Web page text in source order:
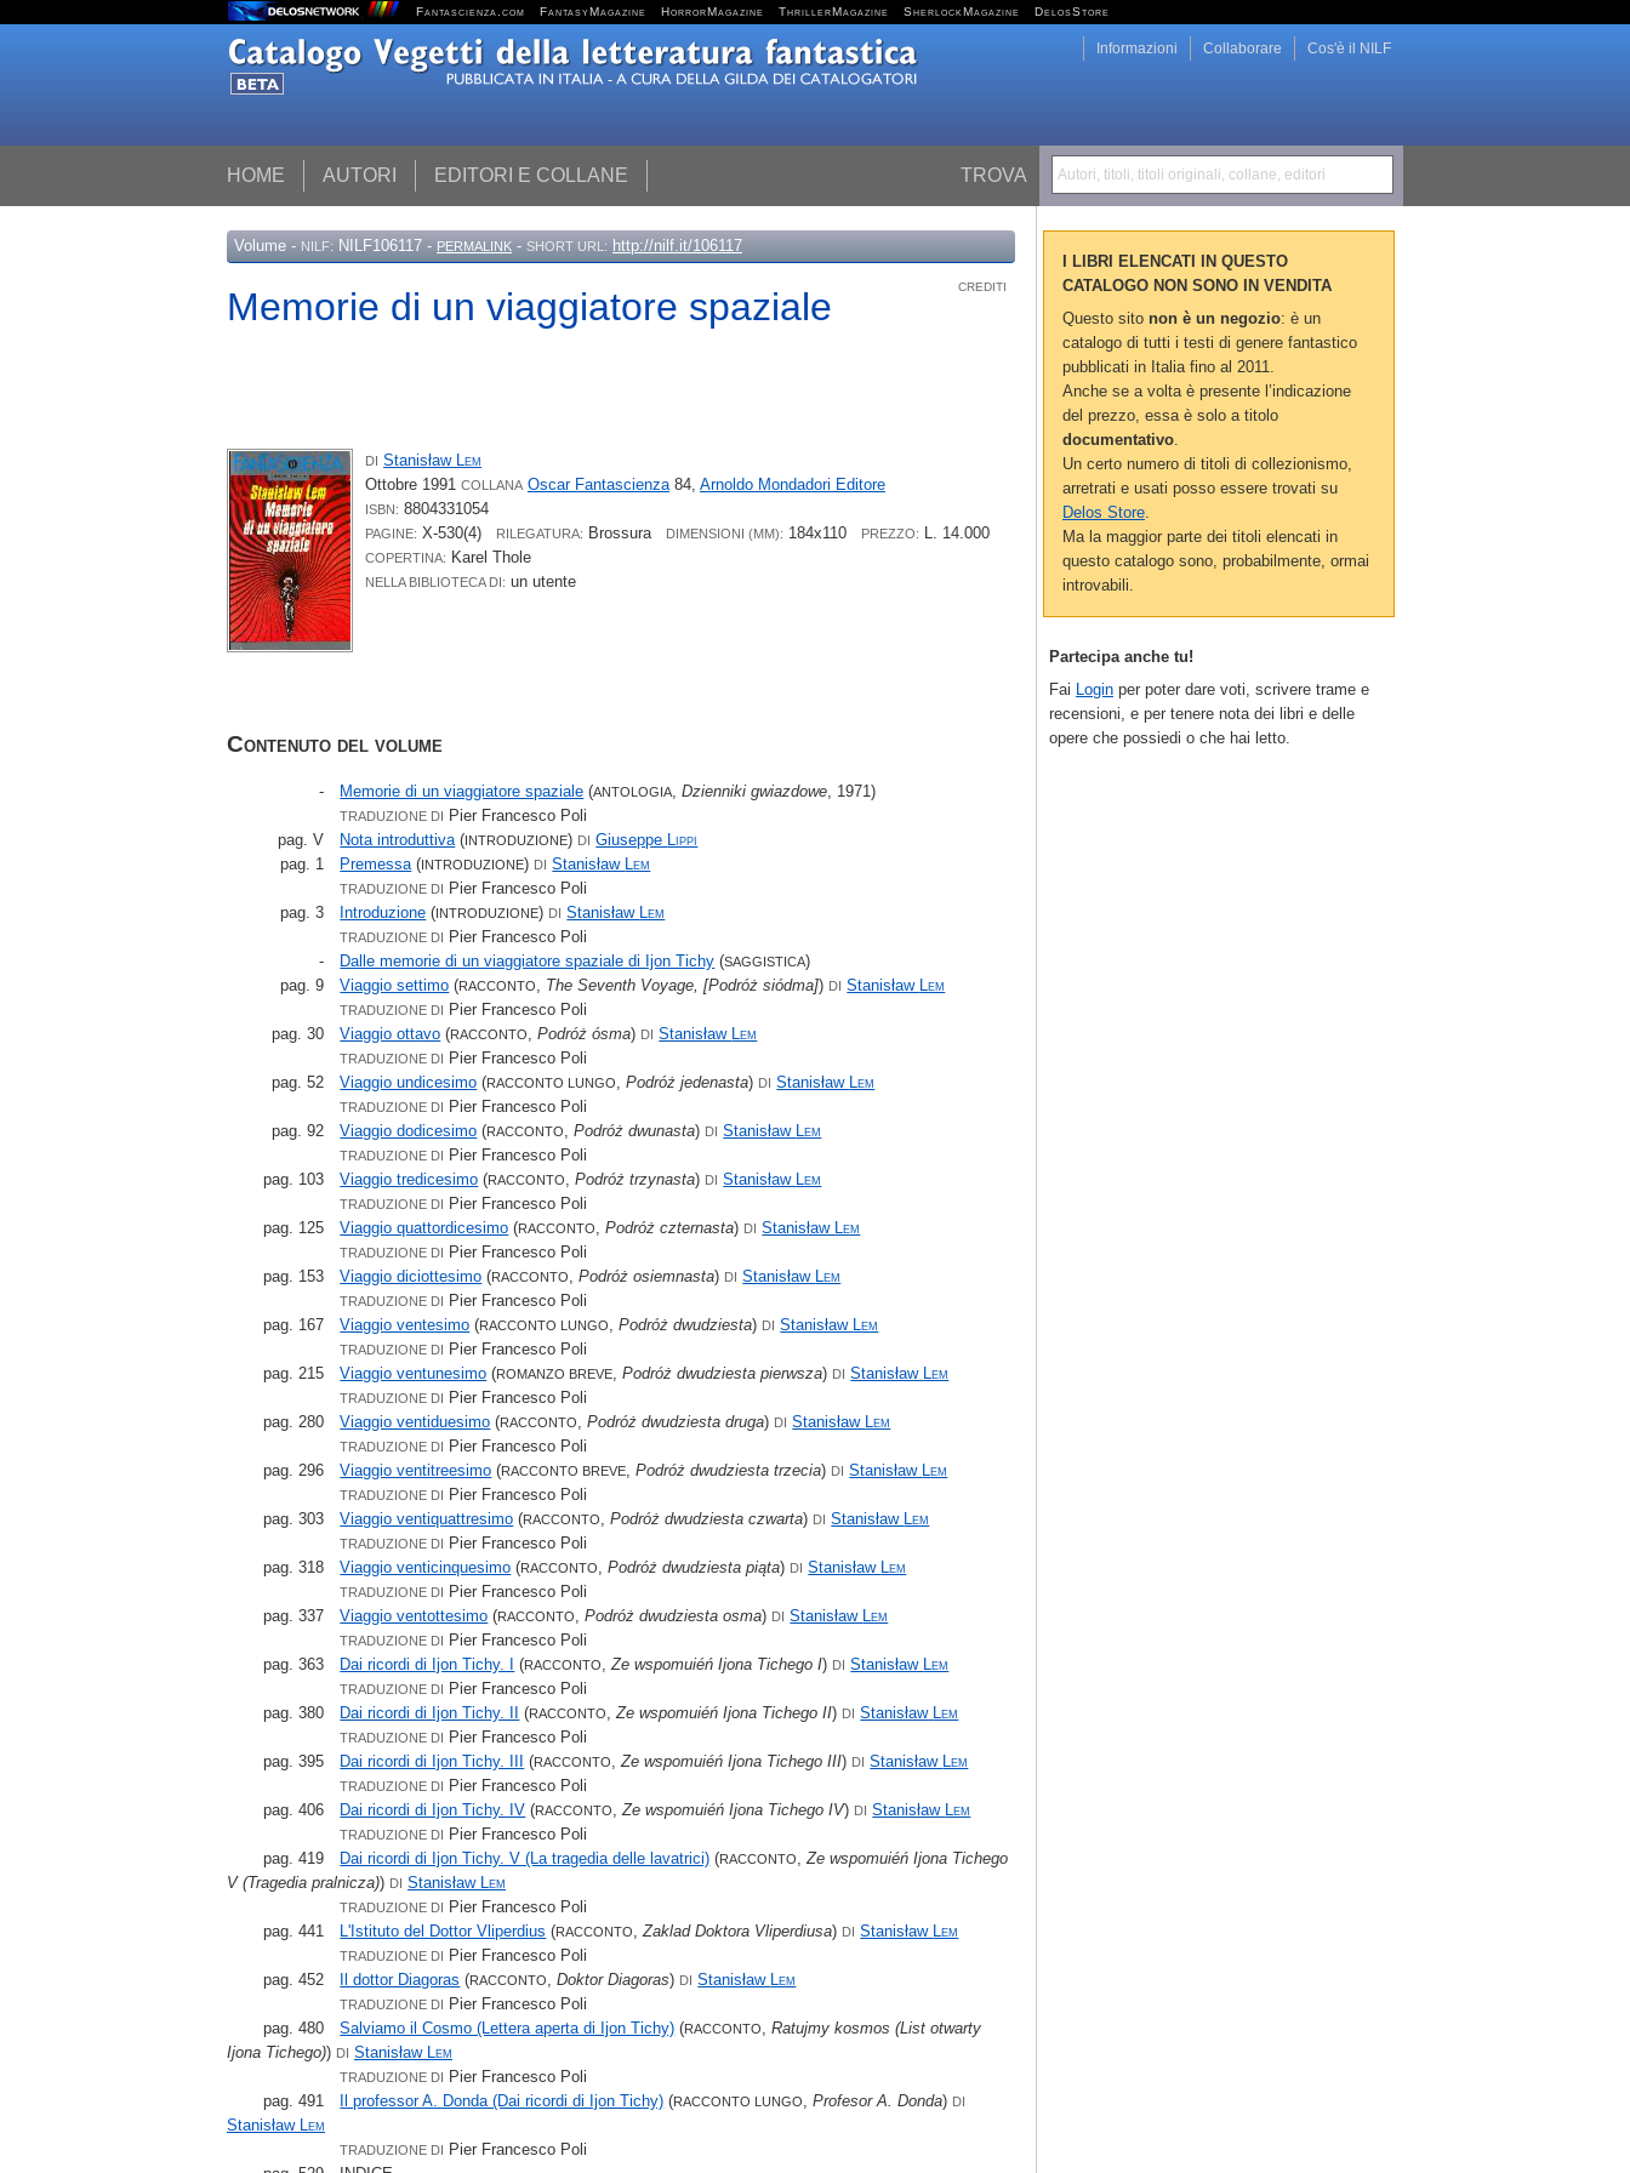
Fantascienza.com FantasyMagazine HorrorMagazine ThrillerMagazine SherlockMagazine DelosStore
TROVA Autori, titoli, titoli originali, collane, editori
HOME AUTORI EDITORI E COLLANE
Cos'è il NILF
Collaborare
Informazioni
Volume - NILF: NILF106117 - PERMALINK - SHORT URL: http://nilf.it/106117
Memorie di un viaggiatore spaziale CREDITI
DI Stanisław Lem
Ottobre 1991 COLLANA Oscar Fantascienza84, Arnoldo Mondadori Editore
ISBN: 8804331054
PAGINE: X-530(4) RILEGATURA: Brossura DIMENSIONI (MM): 184x110 PREZZO: L. 14.000
COPERTINA: Karel Thole
NELLA BIBLIOTECA DI: un utente
Contenuto del volume
- Memorie di un viaggiatore spaziale (ANTOLOGIA ,Dzienniki gwiazdowe , 1971)
TRADUZIONE DI Pier Francesco Poli
pag. V
Nota introduttiva (INTRODUZIONE) DI Giuseppe
Lippi
pag. 1
Premessa (INTRODUZIONE) DI Stanisław Lem
TRADUZIONE DI Pier Francesco Poli
pag. 3
Introduzione (INTRODUZIONE) DI Stanisław Lem
TRADUZIONE DI Pier Francesco Poli
-
Dalle memorie di un viaggiatore spaziale di Ijon Tichy (SAGGISTICA)
pag. 9
Viaggio settimo (RACCONTO The Seventh Voyage, [Podróż siódma]) DI Stanisław Lem
TRADUZIONE DI Pier Francesco Poli
pag. 30
Viaggio ottavo (RACCONTO ,Podróż ósma) DI Stanisław Lem
TRADUZIONE DI Pier Francesco Poli
pag. 52
Viaggio undicesimo (RACCONTO LUNGO ,Podróż jedenasta) DI Stanisław Lem
TRADUZIONE DI Pier Francesco Poli
pag. 92
Viaggio dodicesimo (RACCONTO ,Podróż dwunasta) DI Stanisław Lem
TRADUZIONE DI Pier Francesco Poli
pag. 103
Viaggio tredicesimo (RACCONTO ,Podróż trzynasta) DI Stanisław Lem
TRADUZIONE DI Pier Francesco Poli
pag. 125
Viaggio quattordicesimo (RACCONTO ,Podróż czternasta) DI Stanisław Lem
TRADUZIONE DI Pier Francesco Poli
pag. 153
Viaggio diciottesimo (RACCONTO ,Podróż osiemnasta) DI Stanisław Lem
TRADUZIONE DI Pier Francesco Poli
pag. 167
Viaggio ventesimo (RACCONTO LUNGO ,Podróż dwudziesta) DI Stanisław Lem
TRADUZIONE DI Pier Francesco Poli
pag. 215
Viaggio ventunesimo (ROMANZO BREVE ,Podróż dwudziesta pierwsza) DI Stanisław Lem
TRADUZIONE DI Pier Francesco Poli
pag. 280
Viaggio ventiduesimo (RACCONTO ,Podróż dwudziesta druga) DI Stanisław Lem
TRADUZIONE DI Pier Francesco Poli
pag. 296
Viaggio ventitreesimo (RACCONTO BREVE ,Podróż dwudziesta trzecia) DI Stanisław Lem
TRADUZIONE DI Pier Francesco Poli
pag. 303
Viaggio ventiquattresimo (RACCONTO ,Podróż dwudziesta czwarta) DI Stanisław Lem
TRADUZIONE DI Pier Francesco Poli
pag. 318
Viaggio venticinquesimo (RACCONTO ,Podróż dwudziesta piąta) DI Stanisław Lem
TRADUZIONE DI Pier Francesco Poli
pag. 337
Viaggio ventottesimo (RACCONTO ,Podróż dwudziesta osma) DI Stanisław Lem
TRADUZIONE DI Pier Francesco Poli
pag. 363
Dai ricordi di Ijon Tichy. I (RACCONTO ,Ze wspomuiéń Ijona Tichego I) DI Stanisław Lem
TRADUZIONE DI Pier Francesco Poli
pag. 380
Dai ricordi di Ijon Tichy. II (RACCONTO ,Ze wspomuiéń Ijona Tichego II) DI Stanisław Lem
TRADUZIONE DI Pier Francesco Poli
pag. 395
Dai ricordi di Ijon Tichy. III (RACCONTO ,Ze wspomuiéń Ijona Tichego III) DI Stanisław Lem
TRADUZIONE DI Pier Francesco Poli
pag. 406
Dai ricordi di Ijon Tichy. IV (RACCONTO ,Ze wspomuiéń Ijona Tichego IV) DI Stanisław Lem
TRADUZIONE DI Pier Francesco Poli
pag. 419
Dai ricordi di Ijon Tichy. V (La tragedia delle lavatrici) (RACCONTO ,Ze wspomuiéń Ijona Tichego
V (Tragedia pralnicza)) DI Stanisław Lem
TRADUZIONE DI Pier Francesco Poli
pag. 441
L'Istituto del Dottor Vliperdius (RACCONTO ,Zaklad Doktora Vliperdiusa) DI Stanisław Lem
TRADUZIONE DI Pier Francesco Poli
pag. 452
Il dottor Diagoras (RACCONTO ,Doktor Diagoras) DI Stanisław Lem
TRADUZIONE DI Pier Francesco Poli
pag. 480
Salviamo il Cosmo (Lettera aperta di Ijon Tichy) (RACCONTO ,Ratujmy kosmos (List otwarty
Ijona Tichego)) DI Stanisław Lem
TRADUZIONE DI Pier Francesco Poli
pag. 491
Il professor A. Donda (Dai ricordi di Ijon Tichy) (RACCONTO LUNGO ,Profesor A. Donda) DI
Stanisław Lem
TRADUZIONE DI Pier Francesco Poli
I LIBRI ELENCATI IN QUESTO
CATALOGO NON SONO IN VENDITA
Questo sito non è un negozio: è un
catalogo di tutti i testi di genere fantastico
pubblicati in Italia fino al 2011.
Anche se a volta è presente l’indicazione
del prezzo, essa è solo a titolo
documentativo
Un certo numero di titoli di collezionismo,
arretrati e usati posso essere trovati su
Delos Store
Ma la maggior parte dei titoli elencati in
questo catalogo sono, probabilmente, ormai
introvabili.
Partecipa anche tu!
Fai Login per poter dare voti, scrivere trame e
recensioni, e per tenere nota dei libri e delle
opere che possiedi o che hai letto.